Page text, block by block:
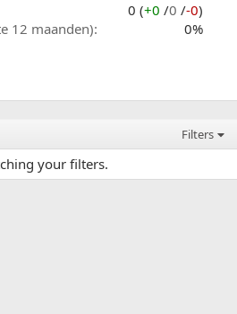
0 (+0 /0 /-0)
12 maanden)
0%
Filters
your filters.